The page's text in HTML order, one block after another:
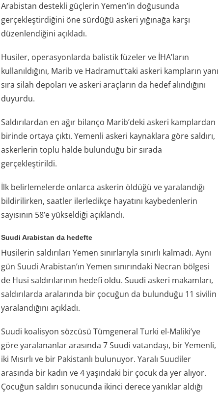
Arabistan destekli güçlerin Yemen’in doğusunda
gerçekleştirdiğini öne sürdüğü askeri yığınağa karşı
düzenlendiğini açıkladı.
Husiler, operasyonlarda balistik füzeler ve İHA’ların
kullanıldığını, Marib ve Hadramut’taki askeri kampların yanı
sıra silah depoları ve askeri araçların da hedef alındığını
duyurdu.
Saldırılardan en ağır bilanço Marib’deki askeri kamplardan
birinde ortaya çıktı. Yemenli askeri kaynaklara göre saldırı,
askerlerin toplu halde bulunduğu bir sırada
gerçekleştirildi.
İlk belirlemelerde onlarca askerin öldüğü ve yaralandığı
bildirilirken, saatler ilerledikçe hayatını kaybedenlerin
sayısının 58’e yükseldiği açıklandı.
Suudi Arabistan da hedefte
Husilerin saldırıları Yemen sınırlarıyla sınırlı kalmadı. Aynı
gün Suudi Arabistan’ın Yemen sınırındaki Necran bölgesi
de Husi saldırılarının hedefi oldu. Suudi askeri makamları,
saldırılarda aralarında bir çocuğun da bulunduğu 11 sivilin
yaralandığını açıkladı.
Suudi koalisyon sözcüsü Tümgeneral Turki el-Maliki’ye
göre yaralananlar arasında 7 Suudi vatandaşı, bir Yemenli,
iki Mısırlı ve bir Pakistanlı bulunuyor. Yaralı Suudiler
arasında bir kadın ve 4 yaşındaki bir çocuk da yer alıyor.
Çocuğun saldırı sonucunda ikinci derece yanıklar aldığı